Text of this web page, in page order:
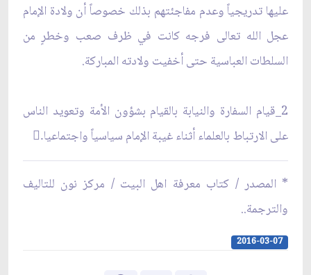
عليها تدريجياً وعدم مفاجئتهم بذلك خصوصاً أن ولادة الإمام
عجل الله تعالى فرجه كانت في ظرف صعب وخطرٍ من
السلطات العباسية حتى أخفيت ولادته المباركة.
2_قيام السفارة والنيابة بالقيام بشؤون الأمة وتعويد الناس
على الارتباط بالعلماء أثناء غيبة الإمام سياسياً واجتماعيا.ً
* المصدر / كتاب معرفة اهل البيت / مركز نون للتاليف
والترجمة..
2016-03-07